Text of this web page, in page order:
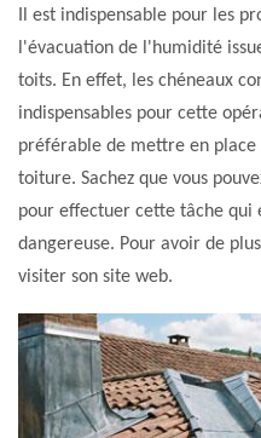
Il est indispensable pour les
l'évacuation de l'humidité
toits. En effet, les chéneaux
indispensables pour cette
préférable de mettre en place
toiture. Sachez que vous
pour effectuer cette tâche
dangereuse. Pour avoir de
visiter son site web.